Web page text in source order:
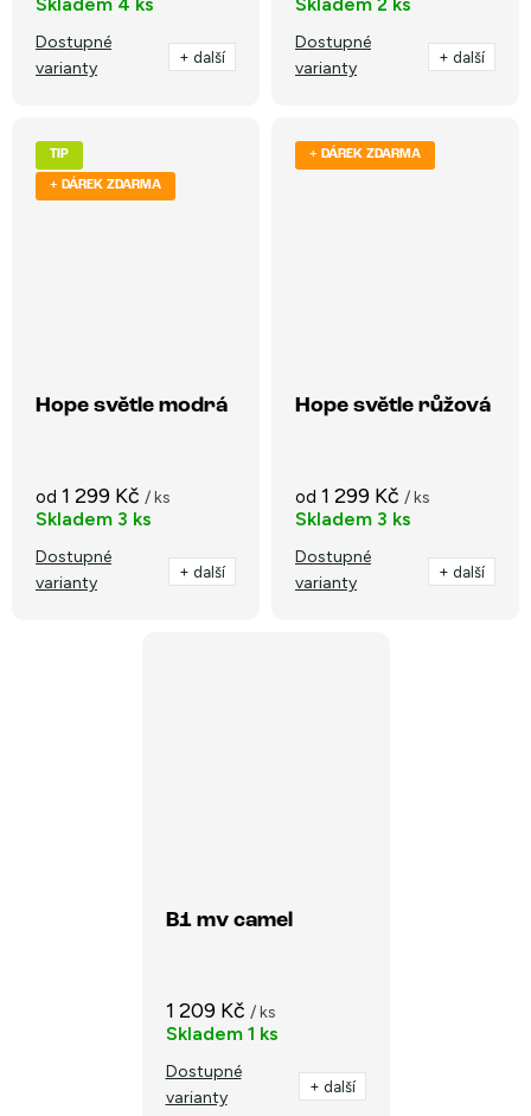
Dostupné
varianty
+ další
Dostupné
varianty
+ další
TIP
+ DÁREK ZDARMA
Hope světle modrá
od 1 299 Kč / ks
Skladem 3 ks
Dostupné
varianty
+ další
+ DÁREK ZDARMA
Hope světle růžová
od 1 299 Kč / ks
Skladem 3 ks
Dostupné
varianty
+ další
B1 mv camel
1 209 Kč / ks
Skladem 1 ks
Dostupné
varianty
+ další